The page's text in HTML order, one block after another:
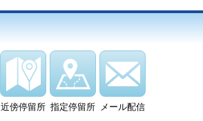
近傍停留所 指定停留所 メール配信